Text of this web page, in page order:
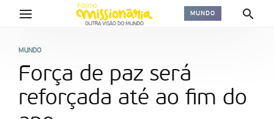
MUNDO
MUNDO
Força de paz será
reforçada até ao fim do